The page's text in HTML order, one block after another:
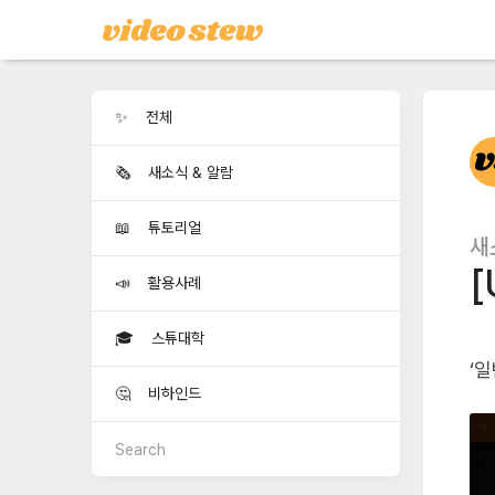
✨ 전체
🗞️ 새소식 & 알람
📖 튜토리얼
📣 활용사례
🎓 스튜대학
🤔 비하인드
새
‘